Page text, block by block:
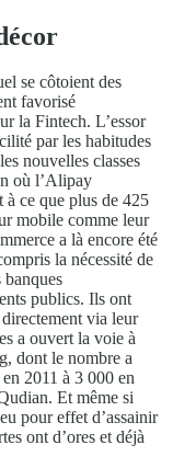
se côtoient des
favorisé
la Fintech. L’essor
par les habitudes
nouvelles classes
où l’Alipay
à ce que plus de 425
mobile comme leur
a là encore été
la nécessité de
banques
publics. Ils ont
via leur
a ouvert la voie à
dont le nombre a
2011 à 3 000 en
Et même si
pour effet d’assainir
ont d’ores et déjà